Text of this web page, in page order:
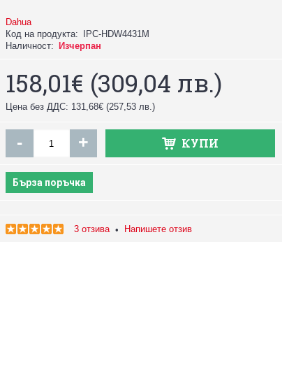
Dahua
Код на продукта:
IPC-HDW4431M
Наличност:
Изчерпан
158,01€ (309,04 лв.)
Цена без ДДС: 131,68€ (257,53 лв.)
- + КУПИ
Бърза поръчка
3 отзива• Напишете отзив